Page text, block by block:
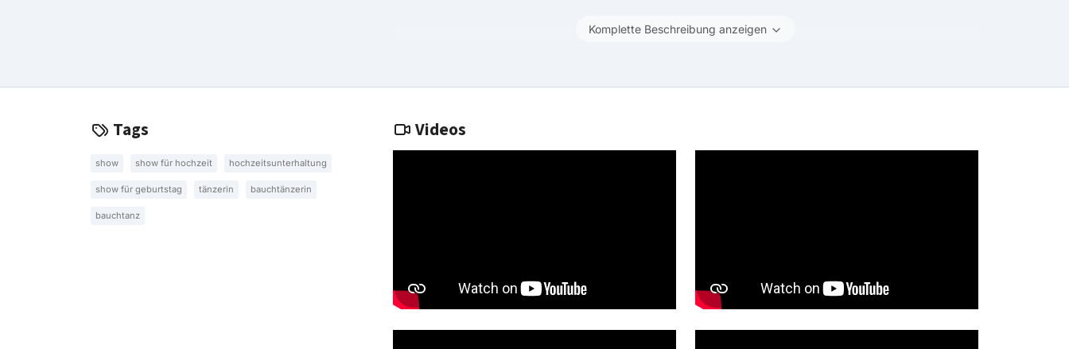
Komplette Beschreibung anzeigen
Tags
show show für hochzeit hochzeitsunterhaltung
show für geburtstag tänzerin bauchtänzerin
bauchtanz
Videos